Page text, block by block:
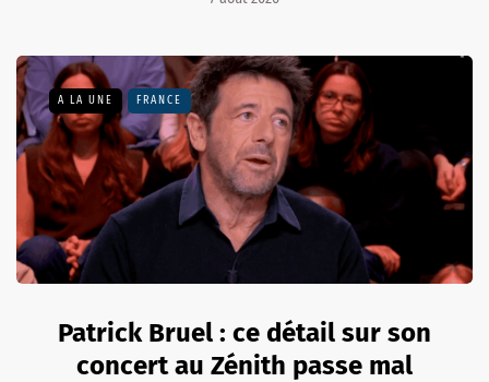
A LA UNE FRANCE
Patrick Bruel : ce détail sur son
concert au Zénith passe mal